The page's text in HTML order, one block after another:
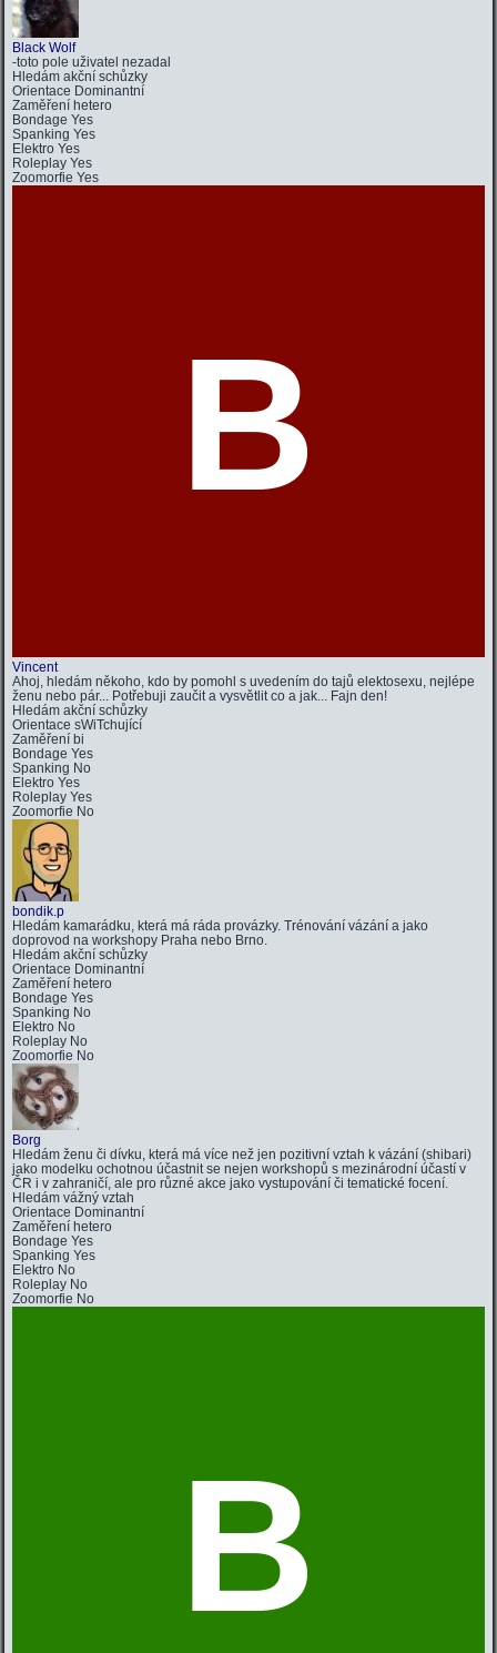
Black Wolf
-toto pole uživatel nezadal
Hledám akční schůzky
Orientace Dominantní
Zaměření hetero
Bondage Yes
Spanking Yes
Elektro Yes
Roleplay Yes
Zoomorfie Yes
B
Vincent
Ahoj, hledám někoho, kdo by pomohl s uvedením do tajů elektosexu, nejlépe
ženu nebo pár... Potřebuji zaučit a vysvětlit co a jak... Fajn den!
Hledám akční schůzky
Orientace sWiTchující
Zaměření bi
Bondage Yes
Spanking No
Elektro Yes
Roleplay Yes
Zoomorfie No
bondik.p
Hledám kamarádku, která má ráda provázky. Trénování vázání a jako
doprovod na workshopy Praha nebo Brno.
Hledám akční schůzky
Orientace Dominantní
Zaměření hetero
Bondage Yes
Spanking No
Elektro No
Roleplay No
Zoomorfie No
Borg
Hledám ženu či dívku, která má více než jen pozitivní vztah k vázání (shibari)
jako modelku ochotnou účastnit se nejen workshopů s mezinárodní účastí v
ČR i v zahraničí, ale pro různé akce jako vystupování či tematické focení.
Hledám vážný vztah
Orientace Dominantní
Zaměření hetero
Bondage Yes
Spanking Yes
Elektro No
Roleplay No
Zoomorfie No
B